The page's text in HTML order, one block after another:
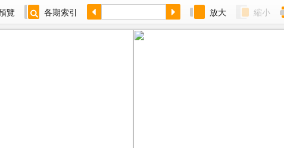
覽 各期索引 放大 縮小